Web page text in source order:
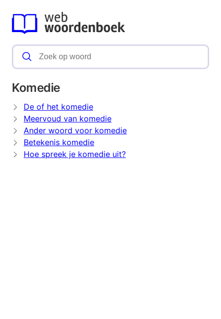
Komedie
De of het komedie
Meervoud van komedie
Ander woord voor komedie
Betekenis komedie
Hoe spreek je komedie uit?